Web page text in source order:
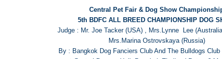
Central Pet Fair & Dog Show
5th BDFC ALL BREED CHAMPIONSHIP DOG
Judge : Mr. Joe Tacker (USA) , Mrs.Lynne Lee
Mrs.Marina Ostrovskaya (Russia)
By : Bangkok Dog Fanciers Club And The Bulldogs Club